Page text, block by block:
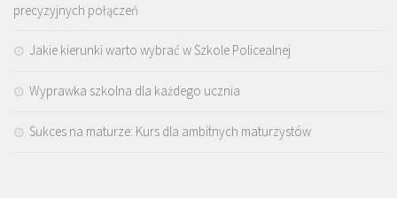
precyzyjnych połączeń
Jakie kierunki warto wybrać w Szkole Policealnej
Wyprawka szkolna dla każdego ucznia
Sukces na maturze: Kurs dla ambitnych maturzystów